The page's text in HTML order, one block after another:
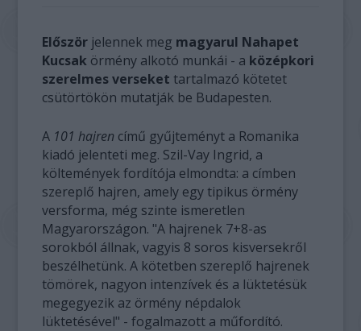
Először jelennek meg magyarul Nahapet
Kucsak örmény alkotó munkái - a középkori
szerelmes verseket tartalmazó kötetet
csütörtökön mutatják be Budapesten.
A 101 hajren című gyűjteményt a Romanika
kiadó jelenteti meg. Szil-Vay Ingrid, a
költemények fordítója elmondta: a címben
szereplő hajren, amely egy tipikus örmény
versforma, még szinte ismeretlen
Magyarországon. "A hajrenek 7+8-as
sorokból állnak, vagyis 8 soros kisversekről
beszélhetünk. A kötetben szereplő hajrenek
tömörek, nagyon intenzívek és a lüktetésük
megegyezik az örmény népdalok
lüktetésével" - fogalmazott a műfordító.